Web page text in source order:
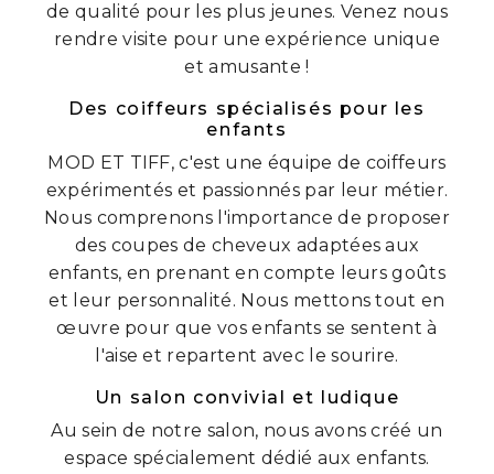
de qualité pour les plus jeunes. Venez nous
rendre visite pour une expérience unique
et amusante !
Des coiffeurs spécialisés pour les
enfants
MOD ET TIFF, c'est une équipe de coiffeurs
expérimentés et passionnés par leur métier.
Nous comprenons l'importance de proposer
des coupes de cheveux adaptées aux
enfants, en prenant en compte leurs goûts
et leur personnalité. Nous mettons tout en
œuvre pour que vos enfants se sentent à
l'aise et repartent avec le sourire.
Un salon convivial et ludique
Au sein de notre salon, nous avons créé un
espace spécialement dédié aux enfants.